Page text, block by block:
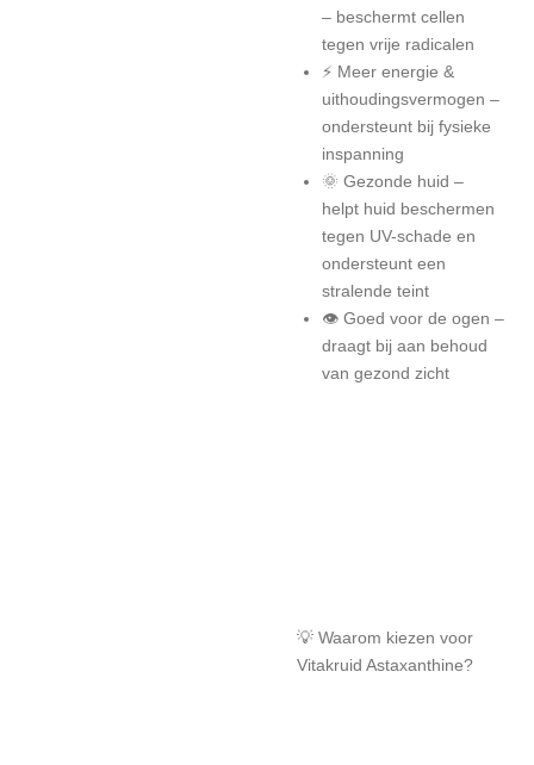
– beschermt cellen
tegen vrije radicalen
⚡ Meer energie &
uithoudingsvermogen –
ondersteunt bij fysieke
inspanning
🌞 Gezonde huid –
helpt huid beschermen
tegen UV-schade en
ondersteunt een
stralende teint
👁 Goed voor de ogen –
draagt bij aan behoud
van gezond zicht
💡 Waarom kiezen voor
Vitakruid Astaxanthine?